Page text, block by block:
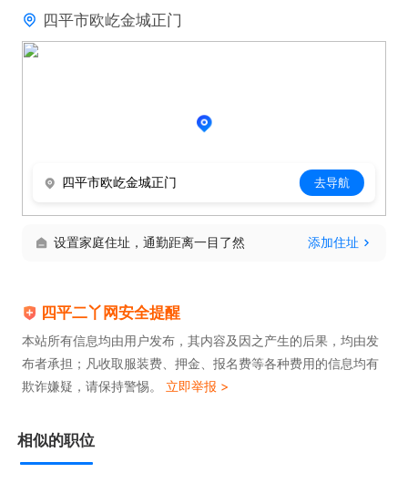
四平市欧屹金城正门
四平市欧屹金城正门 去导航
设置家庭住址，通勤距离一目了然 添加住址
四平二丫网安全提醒
本站所有信息均由用户发布，其内容及因之产生的后果，均由发
布者承担；凡收取服装费、押金、报名费等各种费用的信息均有
欺诈嫌疑，请保持警惕。 立即举报 >
相似的职位